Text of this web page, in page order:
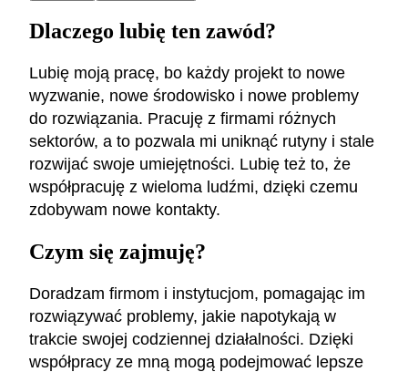
Dlaczego lubię ten zawód?
Lubię moją pracę, bo każdy projekt to nowe
wyzwanie, nowe środowisko i nowe problemy
do rozwiązania. Pracuję z firmami różnych
sektorów, a to pozwala mi uniknąć rutyny i stale
rozwijać swoje umiejętności. Lubię też to, że
współpracuję z wieloma ludźmi, dzięki czemu
zdobywam nowe kontakty.
Czym się zajmuję?
Doradzam firmom i instytucjom, pomagając im
rozwiązywać problemy, jakie napotykają w
trakcie swojej codziennej działalności. Dzięki
współpracy ze mną mogą podejmować lepsze